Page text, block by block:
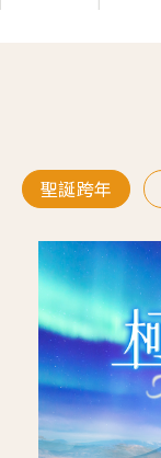
聖誕跨年